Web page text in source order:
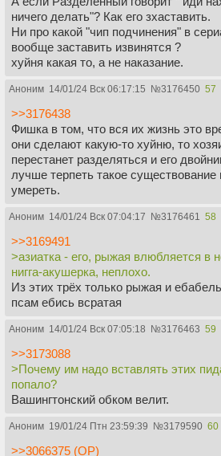
ничего делать"? Как его зхаставить.
Ни про какой "чип подчинения" в
вообще заставить извинятся ?
хуйня какая то, а не наказание.
Аноним 14/01/24 Вск 06:17:15 №3176450 57
>>3176438
Фишка в том, что вся их жизнь это
они сделают какую-то хуйню, то
перестанет разделяться и его
лучше терпеть такое существование
умереть.
Аноним 14/01/24 Вск 07:04:17 №3176461 58
>>3169491
>азиатка - его, рыжая влюбляется в
нигга-акушерка, неплохо.
Из этих трёх только рыжая и
псам ебись всратая
Аноним 14/01/24 Вск 07:05:18 №3176463 59
>>3173088
>Почему им надо вставлять этих
попало?
Вашингтонский обком велит.
Аноним 19/01/24 Птн 23:59:39 №3179590 60
>>3066375 (OP)